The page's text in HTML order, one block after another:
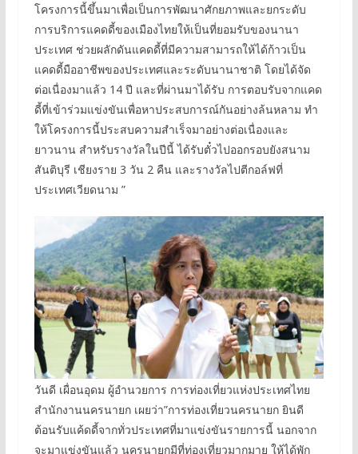
โครงการนี้ขึ้นมาเพื่อเป็นการพัฒนาศักยภาพและยกระดับ
การบริการแคดดี้ของเมืองไทยให้เป็นที่ยอมรับของนานา
ประเทศ ช่วยผลักดันแคดดี้ที่มีความสามารถให้ได้ก้าวเป็น
แคดดี้มืออาชีพของประเทศและระดับนานาชาติ โดยได้จัด
ต่อเนื่องมาแล้ว 14 ปี และที่ผ่านมาได้รับ การตอบรับจากแคด
ดี้ที่เข้าร่วมแข่งขันเพื่อหาประสบการณ์กันอย่างล้นหลาม ทํา
ให้โครงการนี้ประสบความสําเร็จมาอย่างต่อเนื่องและ
ยาวนาน สำหรับรางวัลในปีนี้ ได้รับตั๋วไปออกรอบยังสนาม
สันติบุรี เชียงราย 3 วัน 2 คืน และรางวัลไปตีกอล์ฟที่
ประเทศเวียดนาม ”
วันดี เผื่อนอุดม ผู้อำนวยการ การท่องเที่ยวแห่งประเทศไทย
สำนักงานนครนายก เผยว่า”การท่องเที่ยวนครนายก ยินดี
ต้อนรับแค้ดดี้จากทั่วประเทศที่มาแข่งขันรายการนี้ นอกจาก
จะมาแข่งขันแล้ว นครนายกมีที่ท่องเที่ยวมากมาย ให้ได้พัก